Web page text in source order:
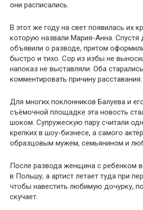
они расписались.
В этот же году на свет появилась их
которую назвали Мария-Анна. Спустя
объявили о разводе, притом
быстро и тихо. Сор из избы не
напоказ не выставляли. Оба
комментировать причину расставания.
Для многих поклонников Балуева и
съёмочной площадке эта новость
шоком. Супружескую пару считали
крепких в шоу-бизнесе, а самого
образцовым мужем, семьянином и
После развода женщина с ребёнком
в Польшу, а артист летает туда при
чтобы навестить любимую дочурку,
скучает.